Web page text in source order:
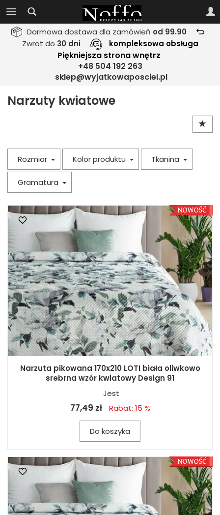
Darmowa dostawa dla zamówień od 99.90
Zwrot do 30 dni kompleksowa obsługa
Piękniejsza strona wnętrz
+48 504 192 263
sklep@wyjatkowaposciel.pl
Narzuty kwiatowe
Rozmiar Kolor produktu Tkanina
Gramatura
Narzuta pikowana 170x210 LOTI biała oliwkowo
srebrna wzór kwiatowy Design 91
Jest
77,49 zł Rabat: 15 %
Do koszyka